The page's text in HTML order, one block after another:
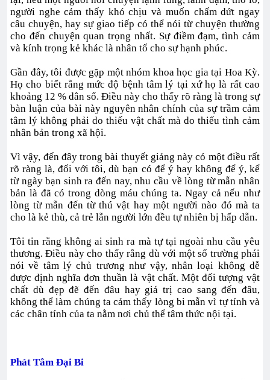
người nghe cảm thấy khó chịu và muốn chấm dứt ngay
câu chuyện, hay sự giao tiếp có thể nói từ chuyện thường
cho đến chuyện quan trọng nhất. Sự điềm đạm, tình cảm
và kính trọng kẻ khác là nhân tố cho sự hạnh phúc.
Gần đây, tôi được gặp một nhóm khoa học gia tại Hoa Kỳ.
Họ cho biết rằng mức độ bệnh tâm lý tại xứ họ là rất cao
khoảng 12 % dân số. Điều này cho thấy rõ ràng là trong sự
bàn luận của bài này nguyên nhân chính của sự trầm cảm
tâm lý không phải do thiếu vật chất mà do thiếu tình cảm
nhân bản trong xã hội.
Vì vậy, đến đây trong bài thuyết giảng này có một điều rất
rõ ràng là, đối với tôi, dù bạn có để ý hay không để ý, kể
từ ngày bạn sinh ra đến nay, nhu cầu về lòng từ mẫn nhân
bản là đã có trong dòng máu chúng ta. Ngay cả nếu như
lòng từ mẫn đến từ thú vật hay một người nào đó mà ta
cho là kẻ thù, cả trẻ lẫn người lớn đều tự nhiên bị hấp dẫn.
Tôi tin rằng không ai sinh ra mà tự tại ngoài nhu cầu yêu
thương. Điều này cho thấy rằng dù với một số trường phái
nói về tâm lý chủ trương như vậy, nhân loại không dễ
được định nghĩa đơn thuần là vật chất. Một đối tượng vật
chất dù đẹp đẽ đến đâu hay giá trị cao sang đến đâu,
không thể làm chúng ta cảm thấy lòng bi mẫn vì tự tính và
các chân tính của ta nằm nơi chủ thể tâm thức nội tại.
Phát Tâm Đại Bi